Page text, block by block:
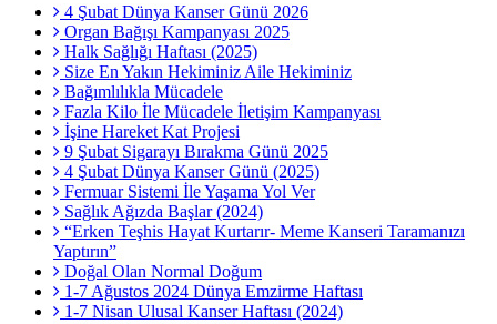
4 Şubat Dünya Kanser Günü 2026
Organ Bağışı Kampanyası 2025
Halk Sağlığı Haftası (2025)
Size En Yakın Hekiminiz Aile Hekiminiz
Bağımlılıkla Mücadele
Fazla Kilo İle Mücadele İletişim Kampanyası
İşine Hareket Kat Projesi
9 Şubat Sigarayı Bırakma Günü 2025
4 Şubat Dünya Kanser Günü (2025)
Fermuar Sistemi İle Yaşama Yol Ver
Sağlık Ağızda Başlar (2024)
“Erken Teşhis Hayat Kurtarır- Meme Kanseri Taramanızı
Yaptırın”
Doğal Olan Normal Doğum
1-7 Ağustos 2024 Dünya Emzirme Haftası
1-7 Nisan Ulusal Kanser Haftası (2024)